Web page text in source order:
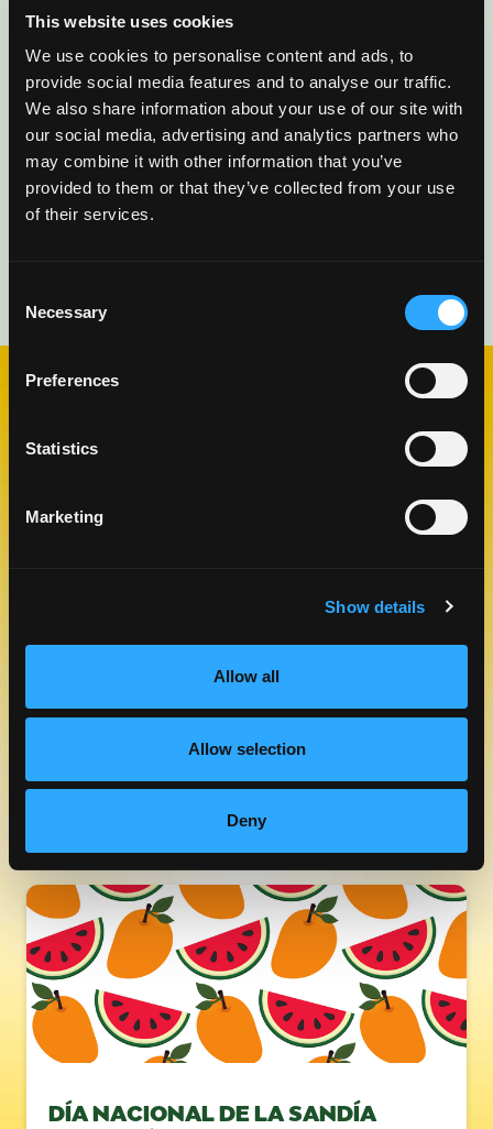
This website uses cookies
We use cookies to personalise content and ads, to
provide social media features and to analyse our traffic.
We also share information about your use of our site with
our social media, advertising and analytics partners who
may combine it with other information that you’ve
provided to them or that they’ve collected from your use
of their services.
Selection
Necessary
Preferences
Statistics
Marketing
Show details
Allow all
Allow selection
Deny
delivered directly to you.
BLOG DE MANGO
AGREGUE MANGO A SU PORTÓN
TRASERO
DÍA NACIONAL DE LA SANDÍA